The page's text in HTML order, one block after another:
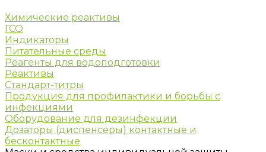
Химические реактивы
ГСО
Индикаторы
Питательные среды
Реагенты для водоподготовки
Реактивы
Стандарт-титры
Продукция для профилактики и борьбы с
инфекциями
Оборудование для дезинфекции
Дозаторы (диспенсеры) контактные и
бесконтактные